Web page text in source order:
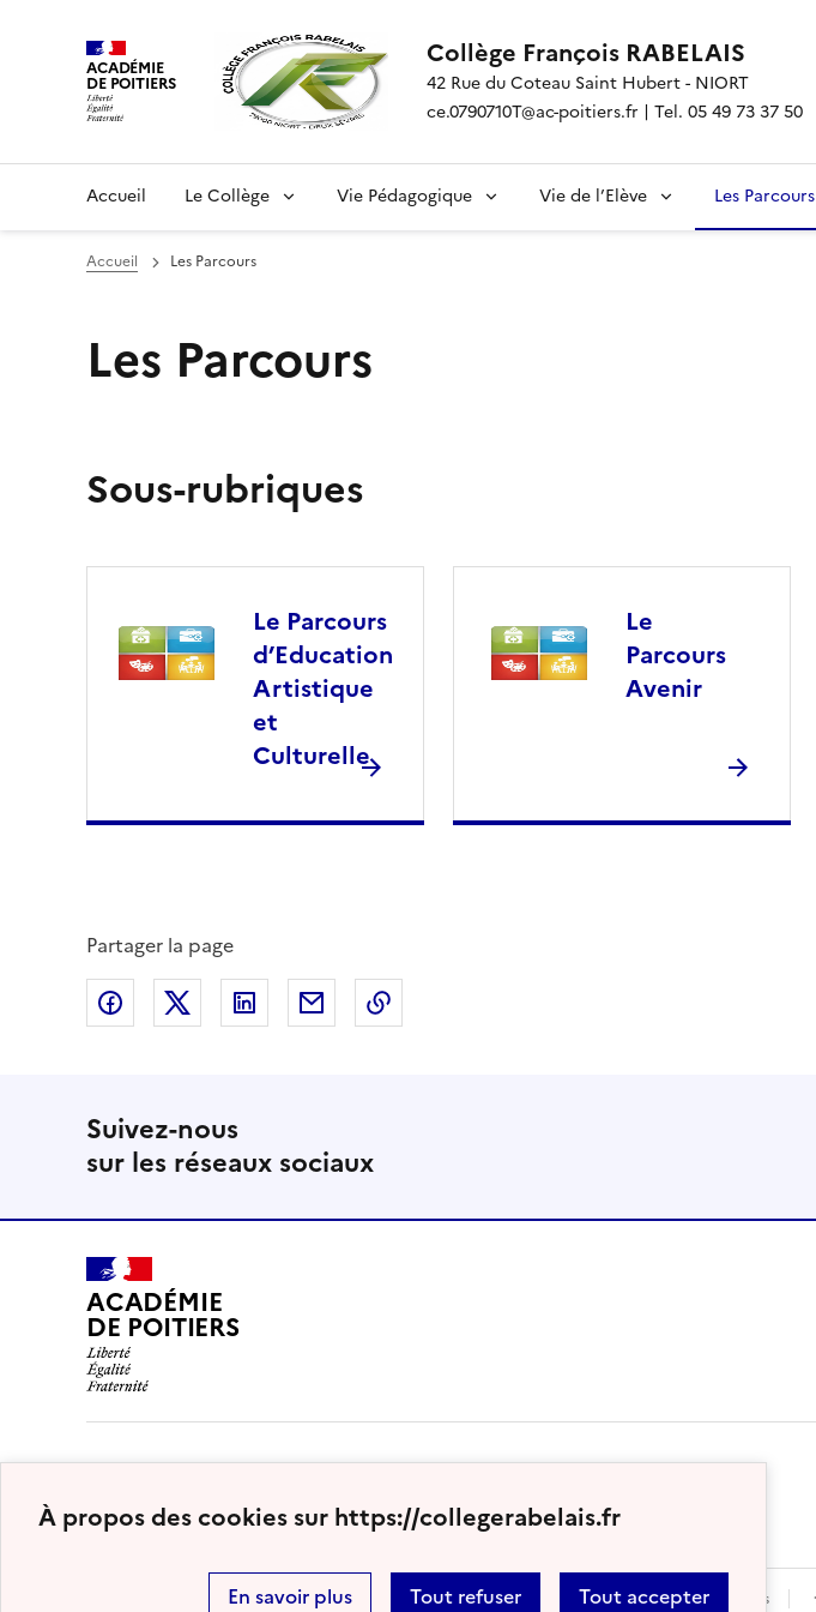
À propos des cookies sur https://collegerabelais.fr
Tout accepter
Tout refuser
En savoir plus
ACADÉMIE
DE POITIERS
Collège François RABELAIS
42 Rue du Coteau Saint Hubert - NIORT
ce.0790710T@ac-poitiers.fr | Tel. 05 49 73 37 50
Accueil Le Collège Vie Pédagogique Vie de l’Elève Les Parcours
Accueil Les Parcours
Les Parcours
Sous-rubriques
Le Parcours
d’Education
Artistique
et
Culturelle
Le
Parcours
Avenir
Partager la page
Partager sur Facebook
Partager sur Twitter
Partager sur LinkedIn
Partager par email
Suivez-nous
sur les réseaux sociaux
ACADÉMIE
DE POITIERS
Nous contacter Accessibilité : partiellement conforme Mentions légales